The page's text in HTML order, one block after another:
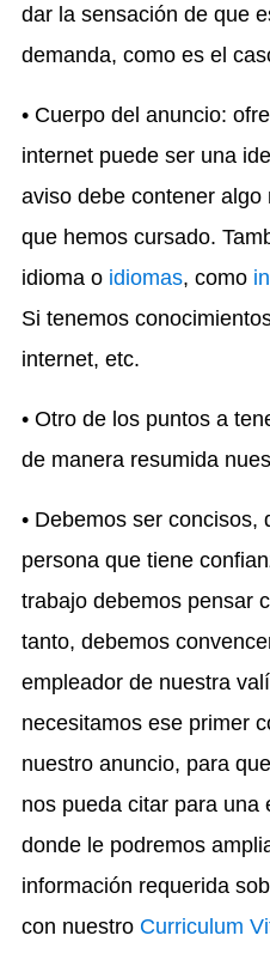
dar la sensación de que
demanda, como es el
• Cuerpo del anuncio:
internet puede ser una
aviso debe contener
que hemos cursado.
idioma o idiomas, como
Si tenemos
internet, etc.
• Otro de los puntos a
de manera resumida
• Debemos ser concisos,
persona que tiene
trabajo debemos pensar
tanto, debemos
empleador de nuestra
necesitamos ese primer
nuestro anuncio, para
nos pueda citar para una
donde le podremos
información requerida
con nuestro Curriculum